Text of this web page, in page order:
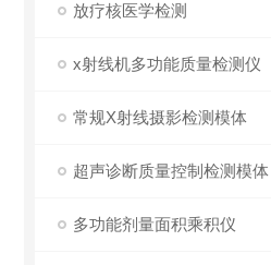
放疗核医学检测
x射线机多功能质量检测仪
常规X射线摄影检测模体
超声诊断质量控制检测模体
多功能剂量面积乘积仪